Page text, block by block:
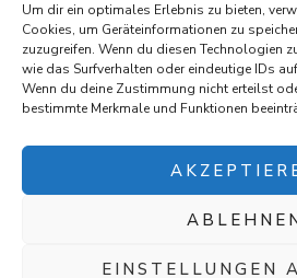
Um dir ein optimales Erlebnis zu bieten,
Cookies, um Geräteinformationen zu
zuzugreifen. Wenn du diesen Technologien
wie das Surfverhalten oder eindeutige IDs
Wenn du deine Zustimmung nicht erteilst
bestimmte Merkmale und Funktionen
EINSTELLUNGEN
97711 Maßbach
+49 172 85 64 937
Hundefreundeinbayern@web.de
Hundefreunde in Bayern e.V. – und